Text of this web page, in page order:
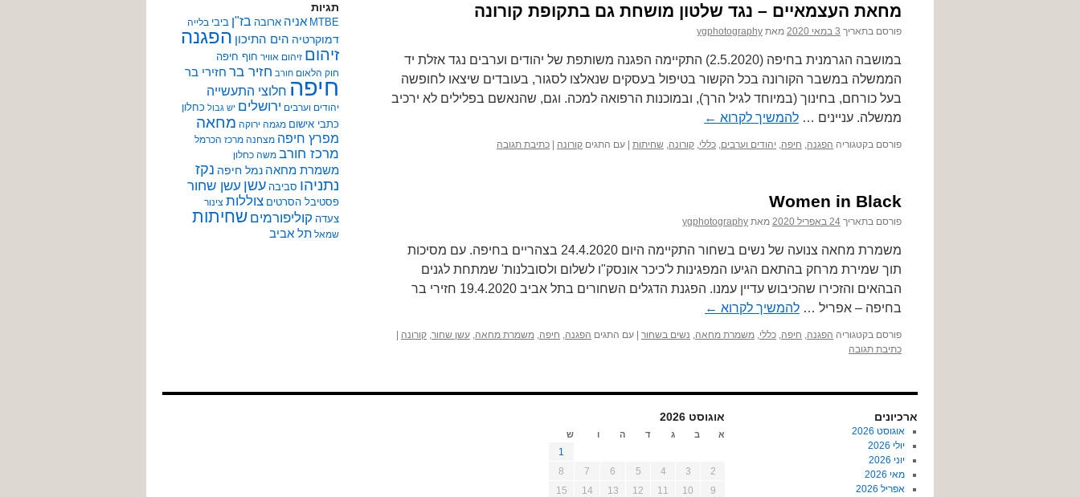
מחאת העצמאיים – נגד שלטון מושחת גם בתקופת קורונה
פורסם בתאריך 3 במאי 2020 מאת ygphotography
במושבה הגרמנית בחיפה (2.5.2020) התקיימה הפגנה משותפת של יהודים וערבים נגד אזלת יד
הממשלה במשבר הקורונה בכל הקשור בטיפול בעסקים שנאלצו לסגור, בעובדים שיצאו לחופשה
בעל כורחם, בחינוך (במיוחד לגיל הרך), ובמוכנות הרפואה למכה. וגם, שהנאשם בפלילים לא ירכיב
ממשלה. עניינים … להמשיך לקרוא ←
פורסם בקטגוריה הפגנה, חיפה, יהודים וערבים, כללי, קורונה, שחיתות עם התגים קורונה כתיבת תגובה
Women in Black
פורסם בתאריך 24 באפריל 2020 מאת ygphotography
משמרת מחאה צנועה של נשים בשחור התקיימה היום 24.4.2020 בצהריים בחיפה. עם מסיכות
תוך שמירת מרחק בהתאם הגיעו המפגינות ל'כיכר אונסק"ו לשלום ולסובלנות' שמתחת לגנים
הבהאים והזכירו שהכיבוש עדיין עמנו. הפגנת הדגלים השחורים בתל אביב 19.4.2020 חזירי בר
בחיפה – אפריל … להמשיך לקרוא ←
פורסם בקטגוריה הפגנה, חיפה, כללי, משמרת מחאה, נשים בשחור עם התגים הפגנה, חיפה, משמרת מחאה, עשן שחור, קורונה
כתיבת תגובה
תגיות
MTBE אניה ארובה בז"ן ביבי בלייה
דמוקרטיה הים התיכון הפגנה
זיהום זיהום אוויר חוף חיפה
חוק הלאום חורב חזיר בר חזירי בר
חיפה חלוצי התעשייה
יהודים וערבים ירושלים יש גבול כחלון
כתבי אישום מגמה ירוקה מחאה
מפרץ חיפה מצחנה מרכז הכרמל
מרכז חורב משה כחלון
משמרת מחאה נמל חיפה נקז
נתניהו סביבה עשן עשן שחור
פסטיבל הסרטים צוללות צינור
צעדה קוליפורמים שחיתות
שמאל תל אביב
ארכיונים
אוגוסט 2026
יולי 2026
יוני 2026
מאי 2026
אפריל 2026
אוגוסט 2026
א ב ג ד ה ו ש
1
2
3
4
5
6
7
8
9
10
11
12
13
14
15